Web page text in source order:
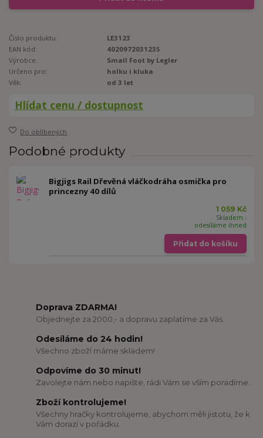
Číslo produktu:
LE3123
EAN kód:
4020972031235
Výrobce:
Small Foot by Legler
Určeno pro:
holku i kluka
Věk:
od 3 let
Hlídat cenu / dostupnost
Do oblíbených
Podobné produkty
Bigjigs Rail Dřevěná vláčkodráha osmička pro
princezny 40 dílů
1 059 Kč
Skladem -
odesíláme ihned
Přidat do košíku
Doprava ZDARMA!
Objednejte za 2000,- a dopravu zaplatíme za Vás.
Odesíláme do 24 hodin!
Všechno zboží máme skladem!
Odpovíme do 30 minut!
Zavolejte nám nebo napište, rádi Vám se vším poradíme.
Zboží kontrolujeme!
Všechny hračky kontrolujeme, abychom měli jistotu, že k
Vám dorazí v pořádku.